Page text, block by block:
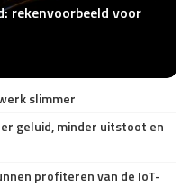
rekenvoorbeeld voor
slimmer
geluid, minder uitstoot en
profiteren van de IoT-